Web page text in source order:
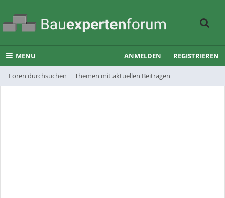
MENU
Foren durchsuchen Themen mit aktuellen Beiträgen
ANMELDEN REGISTRIEREN